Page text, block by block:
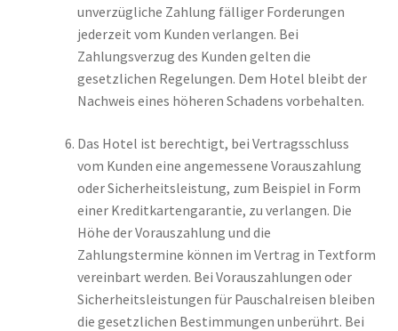
unverzügliche Zahlung fälliger Forderungen
jederzeit vom Kunden verlangen. Bei
Zahlungsverzug des Kunden gelten die
gesetzlichen Regelungen. Dem Hotel bleibt der
Nachweis eines höheren Schadens vorbehalten.
Das Hotel ist berechtigt, bei Vertragsschluss
vom Kunden eine angemessene Vorauszahlung
oder Sicherheitsleistung, zum Beispiel in Form
einer Kreditkartengarantie, zu verlangen. Die
Höhe der Vorauszahlung und die
Zahlungstermine können im Vertrag in Textform
vereinbart werden. Bei Vorauszahlungen oder
Sicherheitsleistungen für Pauschalreisen bleiben
die gesetzlichen Bestimmungen unberührt. Bei